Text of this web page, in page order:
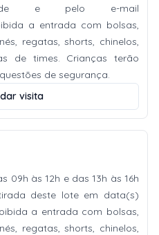
e pelo e-mail
a entrada com bolsas,
regatas, shorts, chinelos,
de times. Crianças terão
de segurança.
visita
09h às 12h e das 13h às 16h
deste lote em data(s)
a entrada com bolsas,
regatas, shorts, chinelos,